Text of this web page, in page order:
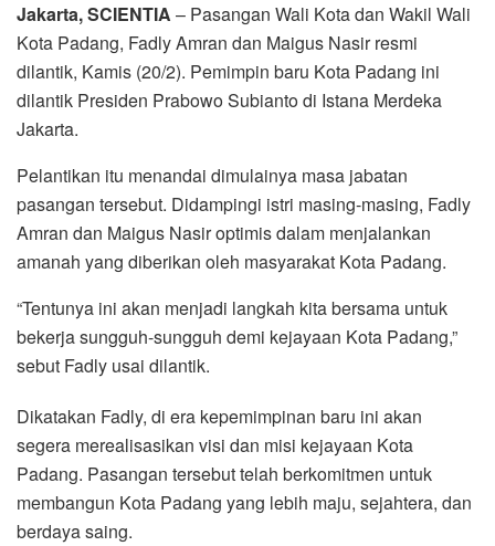
Jakarta, SCIENTIA – Pasangan Wali Kota dan Wakil Wali
Kota Padang, Fadly Amran dan Maigus Nasir resmi
dilantik, Kamis (20/2). Pemimpin baru Kota Padang ini
dilantik Presiden Prabowo Subianto di Istana Merdeka
Jakarta.
Pelantikan itu menandai dimulainya masa jabatan
pasangan tersebut. Didampingi istri masing-masing, Fadly
Amran dan Maigus Nasir optimis dalam menjalankan
amanah yang diberikan oleh masyarakat Kota Padang.
“Tentunya ini akan menjadi langkah kita bersama untuk
bekerja sungguh-sungguh demi kejayaan Kota Padang,”
sebut Fadly usai dilantik.
Dikatakan Fadly, di era kepemimpinan baru ini akan
segera merealisasikan visi dan misi kejayaan Kota
Padang. Pasangan tersebut telah berkomitmen untuk
membangun Kota Padang yang lebih maju, sejahtera, dan
berdaya saing.